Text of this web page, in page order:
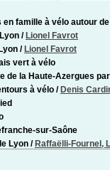
en famille à vélo autour
/ Lionel Favrot
/ Lionel Favrot
vert à vélo
de la Haute-Azergues
à vélo / Denis
sur-Saône
Lyon / Raffaëlli-Fournel,